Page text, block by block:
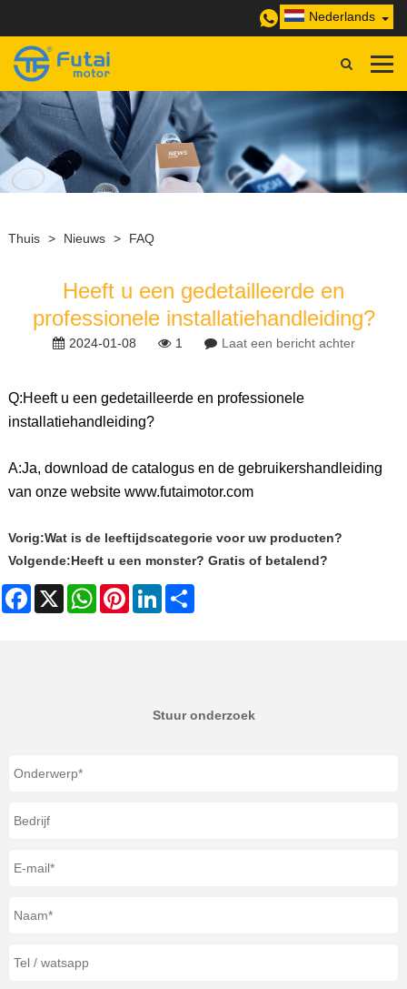
Nederlands
Thuis > Nieuws > FAQ
Heeft u een gedetailleerde en
professionele installatiehandleiding?
2024-01-08 1 Laat een bericht achter
Q:Heeft u een gedetailleerde en professionele
installatiehandleiding?
A:Ja, download de catalogus en de gebruikershandleiding
van onze website www.futaimotor.com
Vorig:Wat is de leeftijdscategorie voor uw producten?
Volgende:Heeft u een monster? Gratis of betalend?
Facebook
X WhatsAppPinterestLinkedIn
Stuur onderzoek